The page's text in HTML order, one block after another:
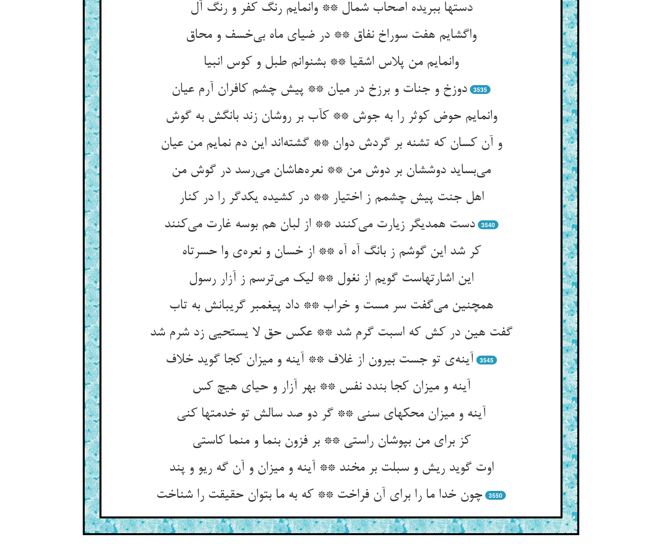
دستها ببریده اصحاب شمال ** وانمایم رنگ کفر و رنگ آل‌‌
وانمایم من پلاس اشقیا ** بشنوانم طبل و کوس انبیا
3535
وانمایم حوض کوثر را به جوش ** کآب بر روشان زند بانگش به گوش‌‌
و آن کسان که تشنه بر گردش دوان ** گشته‌‌اند این دم نمایم من عیان‌‌
اهل جنت پیش چشمم ز اختیار ** در کشیده یکدگر را در کنار
دست همدیگر زیارت می‌‌کنند ** از لبان هم بوسه غارت می‌‌کنند
3540
کر شد این گوشم ز بانگ آه آه ** از خسان و نعره‌‌ی وا حسرتاه‌‌
گفت هین در کش که اسبت گرم شد ** عکس حق لا يستحيی زد شرم شد
3545
کز برای من بپوشان راستی ** بر فزون بنما و منما کاستی‌‌
اوت گوید ریش و سبلت بر مخند ** آینه و میزان و آن گه ریو و پند
3550